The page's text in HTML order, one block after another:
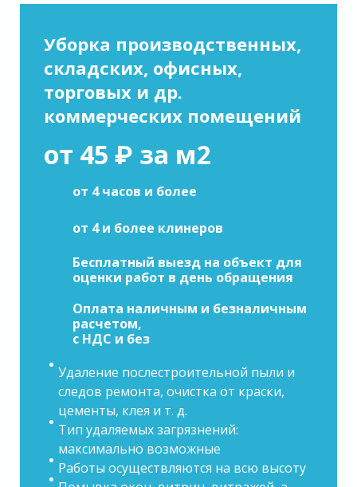
Уборка производственных,
складских, офисных,
торговых и др.
коммерческих помещений
от 45 ₽ за м2
от 4 часов и более
от 4 и более клинеров
Бесплатный выезд на объект для
оценки работ в день обращения
Оплата наличным и безналичным
расчетом,
с НДС и без
Удаление послестроительной пыли и
следов ремонта, очистка от краски,
цементы, клея и т. д.
Тип удаляемых загрязнений:
максимально возможные
Работы осуществляются на всю высоту